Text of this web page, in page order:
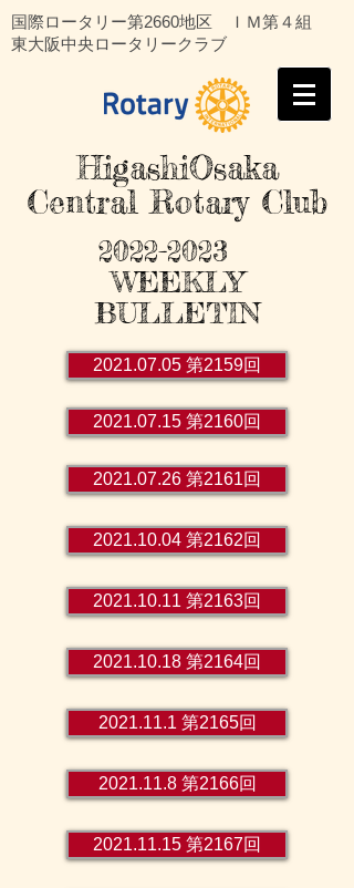
国際ロータリー第2660地区 ＩＭ第４組
東大阪中央ロータリークラブ
HigashiOsaka
Central Rotary Club
2022-2023
WEEKLY
BULLETIN
2021.07.05 第2159回
2021.07.15 第2160回
2021.07.26 第2161回
2021.10.04 第2162回
2021.10.11 第2163回
2021.10.18 第2164回
2021.11.1 第2165回
2021.11.8 第2166回
2021.11.15 第2167回